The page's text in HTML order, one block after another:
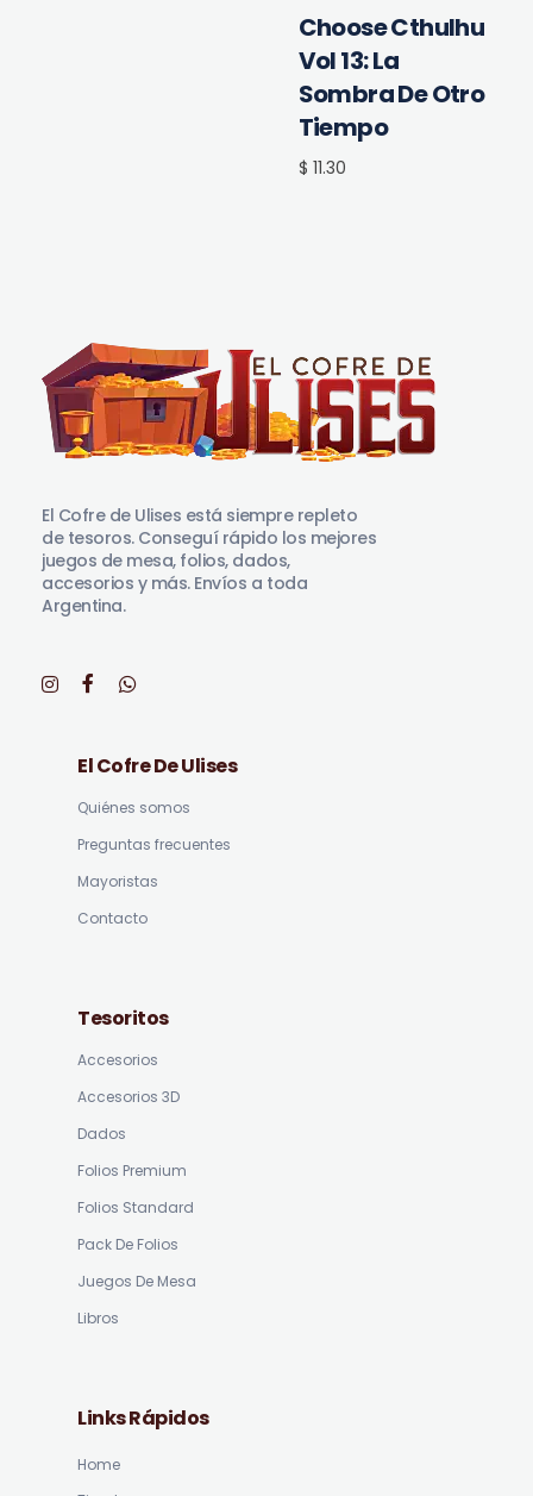
Choose Cthulhu
Vol 13: La
Sombra De Otro
Tiempo
$ 11.30
El Cofre de Ulises está siempre repleto
de tesoros. Conseguí rápido los mejores
juegos de mesa, folios, dados,
accesorios y más. Envíos a toda
Argentina.
El Cofre De Ulises
Quiénes somos
Preguntas frecuentes
Mayoristas
Contacto
Tesoritos
Accesorios
Accesorios 3D
Dados
Folios Premium
Folios Standard
Pack De Folios
Juegos De Mesa
Libros
Links Rápidos
Home